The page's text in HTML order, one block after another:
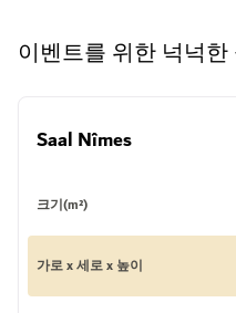
이벤트를 위한 넉넉
Saal Nîmes
크기(m²)
가로 x 세로 x 높이